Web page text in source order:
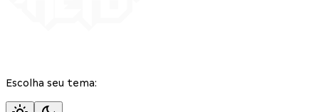
Escolha seu tema: